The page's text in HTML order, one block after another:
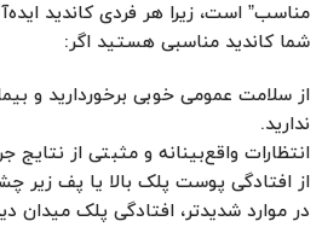
مناسب” است، زیرا هر فردی کاندید
شما کاندید مناسبی هستید اگر:
از سلامت عمومی خوبی برخوردارید و
ندارید.
انتظارات واقع‌بینانه و مثبتی از نتایج
از افتادگی پوست پلک بالا یا پف زیر
در موارد شدیدتر، افتادگی پلک میدان